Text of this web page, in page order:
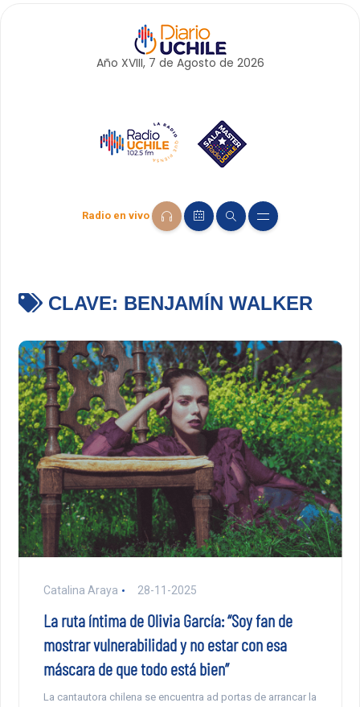
Año XVIII, 7 de Agosto de 2026
Radio en vivo
CLAVE: BENJAMÍN WALKER
Catalina Araya 28-11-2025
La ruta íntima de Olivia García: “Soy fan de
mostrar vulnerabilidad y no estar con esa
máscara de que todo está bien”
La cantautora chilena se encuentra ad portas de arrancar la